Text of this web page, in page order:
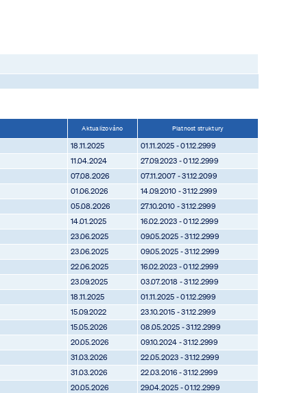
Aktualizováno Platnost struktury
18.11.2025
01.11.2025 - 01.12.2999
11.04.2024
27.09.2023 - 01.12.2999
07.08.2026
07.11.2007 - 31.12.2099
01.06.2026
14.09.2010 - 31.12.2999
05.08.2026
27.10.2010 - 31.12.2999
14.01.2025
16.02.2023 - 01.12.2999
23.06.2025
09.05.2025 - 31.12.2999
23.06.2025
09.05.2025 - 31.12.2999
22.06.2025
16.02.2023 - 01.12.2999
23.09.2025
03.07.2018 - 31.12.2999
18.11.2025
01.11.2025 - 01.12.2999
15.09.2022
23.10.2015 - 31.12.2999
15.05.2026
08.05.2025 - 31.12.2999
20.05.2026
09.10.2024 - 31.12.2999
31.03.2026
22.05.2023 - 31.12.2999
31.03.2026
22.03.2016 - 31.12.2999
20.05.2026
29.04.2025 - 01.12.2999